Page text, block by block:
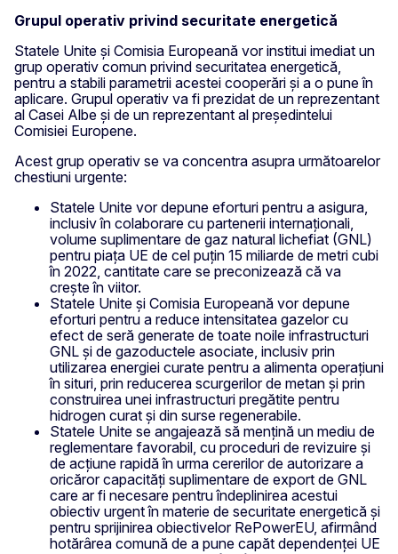
Grupul operativ privind securitate energetică
Statele Unite și Comisia Europeană vor institui imediat un
grup operativ comun privind securitatea energetică,
pentru a stabili parametrii acestei cooperări și a o pune în
aplicare. Grupul operativ va fi prezidat de un reprezentant
al Casei Albe și de un reprezentant al președintelui
Comisiei Europene.
Acest grup operativ se va concentra asupra următoarelor
chestiuni urgente:
Statele Unite vor depune eforturi pentru a asigura,
inclusiv în colaborare cu partenerii internaționali,
volume suplimentare de gaz natural lichefiat (GNL)
pentru piața UE de cel puțin 15 miliarde de metri cubi
în 2022, cantitate care se preconizează că va
crește în viitor.
Statele Unite și Comisia Europeană vor depune
eforturi pentru a reduce intensitatea gazelor cu
efect de seră generate de toate noile infrastructuri
GNL și de gazoductele asociate, inclusiv prin
utilizarea energiei curate pentru a alimenta operațiuni
în situri, prin reducerea scurgerilor de metan și prin
construirea unei infrastructuri pregătite pentru
hidrogen curat și din surse regenerabile.
Statele Unite se angajează să mențină un mediu de
reglementare favorabil, cu proceduri de revizuire și
de acțiune rapidă în urma cererilor de autorizare a
oricăror capacități suplimentare de export de GNL
care ar fi necesare pentru îndeplinirea acestui
obiectiv urgent în materie de securitate energetică și
pentru sprijinirea obiectivelor RePowerEU, afirmând
hotărârea comună de a pune capăt dependenței UE